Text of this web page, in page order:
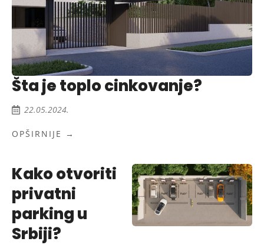
Šta je toplo cinkovanje?
22.05.2024.
OPŠIRNIJE →
Kako otvoriti
privatni
parking u
Srbiji?